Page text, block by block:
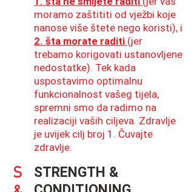
moramo zaštititi od vježbi koje
nanose više štete nego koristi), i
2. šta morate raditi (jer
trebamo korigovati ustanovljene
nedostatke). Tek kada
uspostavimo optimalnu
funkcionalnost vašeg tijela,
spremni smo da radimo na
realizaciji vaših ciljeva. Zdravlje
je uvijek cilj broj 1. Čuvajte
zdravlje.
S
STRENGTH &